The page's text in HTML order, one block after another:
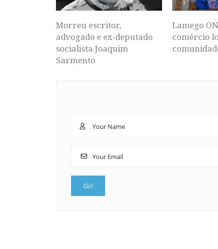
Morreu escritor,
advogado e ex-deputado
socialista Joaquim
Sarmento
Lamego
comércio